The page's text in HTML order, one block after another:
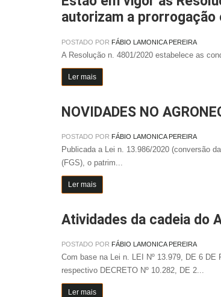
autorizam a
POSTADO POR FÁBIO LAMONICA PEREIRA
A Resolução n. 4801/2020 estabelece as
Ler mais
NOVIDADES NO
POSTADO POR FÁBIO LAMONICA PEREIRA
Publicada a Lei n. 13.986/2020 (conversão
(FGS), o patrim...
Ler mais
Atividades da cadeia do
POSTADO POR FÁBIO LAMONICA PEREIRA
Com base na Lei n. LEI Nº 13.979, DE 6
respectivo DECRETO Nº 10.282, DE 2...
Ler mais